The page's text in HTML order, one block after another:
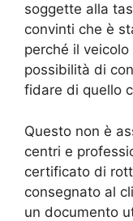
soggette alla
convinti che è
perché il
possibilità di
fidare di quello
Questo non è
centri e
certificato di
consegnato al
un documento